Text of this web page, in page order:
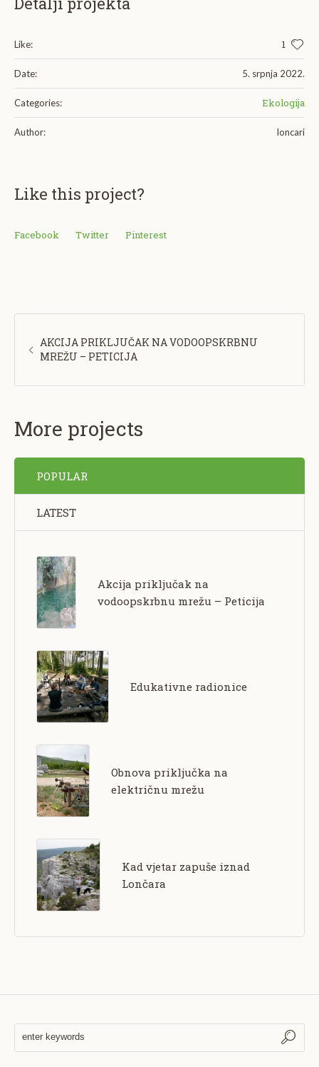
Like: 1
Date: 5. srpnja 2022.
Categories: Ekologija
Author: loncari
Like this project?
Facebook Twitter Pinterest
AKCIJA PRIKLJUČAK NA VODOOPSKRBNU
MREŽU – PETICIJA
More projects
POPULAR
LATEST
Akcija priključak na
vodoopskrbnu mrežu – Peticija
Edukativne radionice
Obnova priključka na
električnu mrežu
Kad vjetar zapuše iznad
Lončara